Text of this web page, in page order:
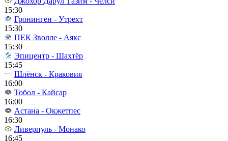
15:30
Гронинген - Утрехт
15:30
ПЕК Зволле - Аякс
15:30
Эпицентр - Шахтёр
15:45
Шлёнск - Краковия
16:00
Тобол - Кайсар
16:00
Астана - Окжетпес
16:30
Ливерпуль - Монако
16:45